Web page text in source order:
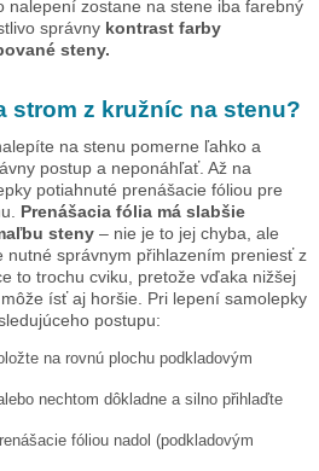
nalepení zostane na stene iba farebný
správny kontrast farby
steny.
strom z kružníc na stenu?
na stenu pomerne ľahko a
postup a neponáhľať. Až na
potiahnuté prenášacie fóliou pre
Prenášacia fólia má slabšie
steny – nie je to jej chyba, ale
nutné správnym přihlazením preniesť z
to trochu cviku, pretože vďaka nižšej
ísť aj horšie. Pri lepení samolepky
postupu:
na rovnú plochu podkladovým
nechtom dôkladne a silno přihlaďte
fóliou nadol (podkladovým